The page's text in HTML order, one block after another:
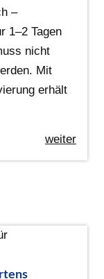
–
1–2 Tagen
nicht
Mit
erhält
weiter